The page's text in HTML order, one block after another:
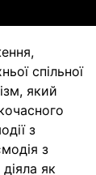
спільної
який
з
з
як